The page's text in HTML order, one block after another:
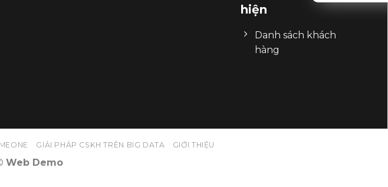
hiện
Danh sách khách
hàng
GIẢI PHÁP CSKH TRÊN BIG DATA GIỚI THIỆU
Web Demo